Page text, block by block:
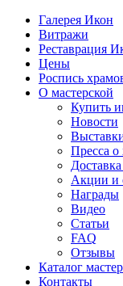
Галерея Икон
Витражи
Реставрация
Цены
Роспись
О мастерской
Купить
Новости
Пресса о
Акции и
Награды
Видео
Статьи
FAQ
Отзывы
Каталог
Контакты